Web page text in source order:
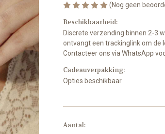
(Nog geen
Beschikbaarheid:
Discrete verzending binnen 2-3
ontvangt een trackinglink om de
Contacteer ons via WhatsApp
Cadeauverpakking:
Opties beschikbaar
Op
Aantal: